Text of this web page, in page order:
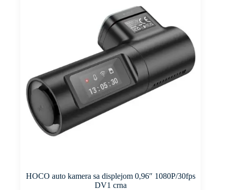
HOCO auto kamera sa displejom 0,96″ 1080P/30fps
DV1 crna